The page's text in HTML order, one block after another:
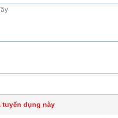
tuyển dụng này